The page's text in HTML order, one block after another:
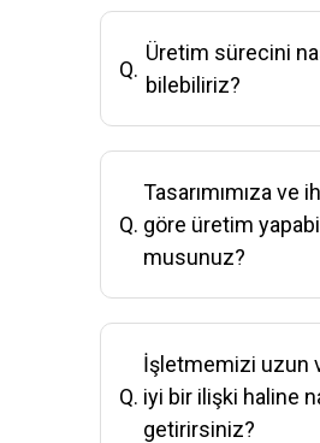
Q.
Üretim sürecini
bilebiliriz?
Q.
Tasarımımıza ve
göre üretim
musunuz?
Q.
İşletmemizi uzun
iyi bir ilişki haline
getirirsiniz?